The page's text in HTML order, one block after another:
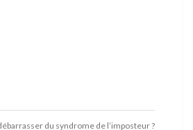
du syndrome de l’imposteur ?